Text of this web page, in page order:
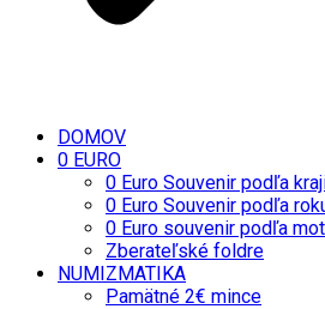
DOMOV
0 EURO
0 Euro Souvenir podľa
0 Euro Souvenir podľa
0 Euro souvenir podľa
Zberateľské foldre
NUMIZMATIKA
Pamätné 2€ mince